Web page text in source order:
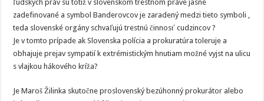
ľudských práv sú totiž v slovenskom trestnom práve jasné
zadefinované a symbol Banderovcov je zaradený medzi tieto symboli ,
teda slovenské orgány schvaľujú trestnú činnosť cudzincov ?
Je v tomto prípade ak Slovenska polícia a prokuratúra toleruje a
obhajuje prejav sympatií k extrémistickým hnutiam možné vyjst na ulicu
s vlajkou hákového kríža?
Je Maroš Žilinka skutočne proslovenský bezúhonný prokurátor alebo